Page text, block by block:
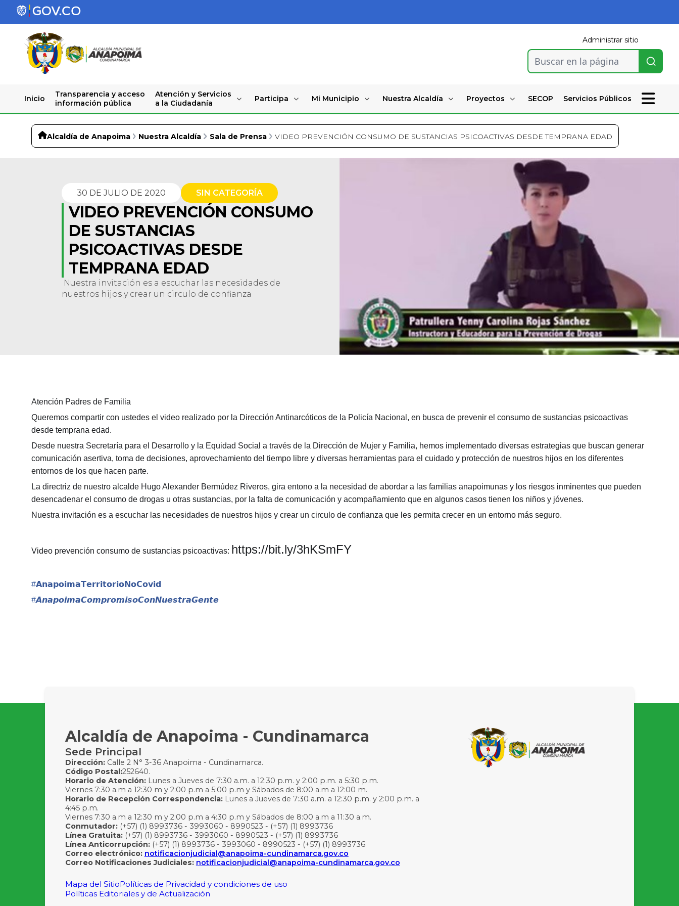
Administrar sitio
Buscar en la página
Inicio
Transparencia y acceso
información pública
Atención y Servicios
a la Ciudadanía
Participa Mi Municipio Nuestra Alcaldía Proyectos SECOP Servicios Públicos
Alcaldía de Anapoima Nuestra Alcaldía Sala de Prensa VIDEO PREVENCIÓN CONSUMO DE SUSTANCIAS PSICOACTIVAS DESDE TEMPRANA EDAD
30 DE JULIO DE 2020 SIN CATEGORÍA
VIDEO PREVENCIÓN CONSUMO
DE SUSTANCIAS
PSICOACTIVAS DESDE
TEMPRANA EDAD
Nuestra invitación es a escuchar las necesidades de
nuestros hijos y crear un circulo de confianza
Atención Padres de Familia
Queremos compartir con ustedes el video realizado por la Dirección Antinarcóticos de la Policía Nacional, en busca de prevenir el consumo de sustancias psicoactivas
desde temprana edad.
Desde nuestra Secretaría para el Desarrollo y la Equidad Social a través de la Dirección de Mujer y Familia, hemos implementado diversas estrategias que buscan generar
comunicación asertiva, toma de decisiones, aprovechamiento del tiempo libre y diversas herramientas para el cuidado y protección de nuestros hijos en los diferentes
entornos de los que hacen parte.
La directriz de nuestro alcalde Hugo Alexander Bermúdez Riveros, gira entono a la necesidad de abordar a las familias anapoimunas y los riesgos inminentes que pueden
desencadenar el consumo de drogas u otras sustancias, por la falta de comunicación y acompañamiento que en algunos casos tienen los niños y jóvenes.
Nuestra invitación es a escuchar las necesidades de nuestros hijos y crear un circulo de confianza que les permita crecer en un entorno más seguro.
Video prevención consumo de sustancias psicoactivas: https://bit.ly/3hKSmFY​
#𝗔𝗻𝗮𝗽𝗼𝗶𝗺𝗮𝗧𝗲𝗿𝗿𝗶𝘁𝗼𝗿𝗶𝗼𝗡𝗼𝗖𝗼𝘃𝗶𝗱
#𝘼𝙣𝙖𝙥𝙤𝙞𝙢𝙖𝘾𝙤𝙢𝙥𝙧𝙤𝙢𝙞𝙨𝙤𝘾𝙤𝙣𝙉𝙪𝙚𝙨𝙩𝙧𝙖𝙂𝙚𝙣𝙩𝙚
Alcaldía de Anapoima - Cundinamarca
Sede Principal
Dirección:Calle 2 N° 3-36 Anapoima - Cundinamarca.
Código Postal:252640.
Horario de Atención:Lunes a Jueves de 7:30 a.m. a 12:30 p.m. y 2:00 p.m. a 5:30 p.m.
Viernes 7:30 a.m a 12:30 m y 2:00 p.m a 5:00 p.m y Sábados de 8:00 a.m a 12:00 m.
Horario de Recepción Correspondencia:Lunes a Jueves de 7:30 a.m. a 12:30 p.m. y 2:00 p.m. a
4:45 p.m.
Viernes 7:30 a.m a 12:30 m y 2:00 p.m a 4:30 p.m y Sábados de 8:00 a.m a 11:30 a.m.
Conmutador:(+57) (1) 8993736 - 3993060 - 8990523 - (+57) (1) 8993736
Línea Gratuita:(+57) (1) 8993736 - 3993060 - 8990523 - (+57) (1) 8993736
Línea Anticorrupción:(+57) (1) 8993736 - 3993060 - 8990523 - (+57) (1) 8993736
Correo electrónico: notificacionjudicial@anapoima-cundinamarca.gov.co
Correo Notificaciones Judiciales: notificacionjudicial@anapoima-cundinamarca.gov.co
Mapa del SitioPolíticas de Privacidad y condiciones de uso
Políticas Editoriales y de Actualización